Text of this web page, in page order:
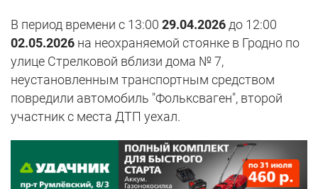
В период времени с 13:00 29.04.2026до 12:00
02.05.2026 на неохраняемой стоянке в Гродно по
улице Стрелковой вблизи дома № 7,
неустановленным транспортным средством
повредили автомобиль "Фольксваген", второй
участник с места ДТП уехал.